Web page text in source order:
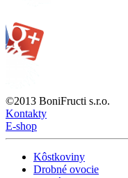
©2013 BoniFructi s.r.o.
Kontakty
E-shop
Kôstkoviny
Drobné ovocie